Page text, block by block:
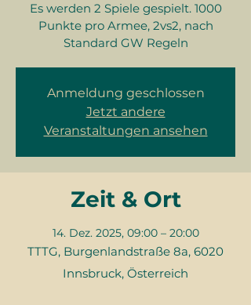
Es werden 2 Spiele gespielt. 1000
Punkte pro Armee, 2vs2, nach
Standard GW Regeln
Anmeldung geschlossen
Jetzt andere
Veranstaltungen ansehen
Zeit & Ort
14. Dez. 2025, 09:00 – 20:00
TTTG, Burgenlandstraße 8a, 6020
Innsbruck, Österreich